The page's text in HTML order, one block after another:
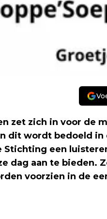
zet zich in voor de
dit wordt bedoeld
een
dag aan te bieden.
voorzien in de